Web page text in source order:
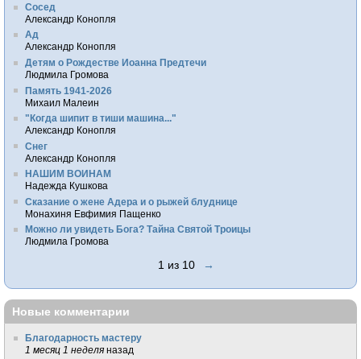
Сосед
Александр Конопля
Ад
Александр Конопля
Детям о Рождестве Иоанна Предтечи
Людмила Громова
Память 1941-2026
Михаил Малеин
"Когда шипит в тиши машина..."
Александр Конопля
Снег
Александр Конопля
НАШИМ ВОИНАМ
Надежда Кушкова
Сказание о жене Адера и о рыжей блуднице
Монахиня Евфимия Пащенко
Можно ли увидеть Бога? Тайна Святой Троицы
Людмила Громова
1 из 10 →
Новые комментарии
Благодарность мастеру
1 месяц 1 неделя назад